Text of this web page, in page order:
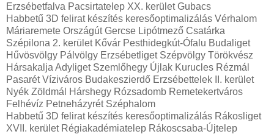
Erzsébetfalva Pacsirtatelep XX. kerület Gubacs
Habbetű 3D felirat készítés keresőoptimalizálás Vérhalom
Máriaremete Országút Gercse Lipótmező Csatárka
Szépilona 2. kerület Kővár Pesthidegkút-Ófalu Budaliget
Hűvösvölgy Pálvölgy Erzsébetliget Szépvölgy Törökvész
Hársakalja Adyliget Szemlőhegy Újlak Kurucles Rézmál
Pasarét Víziváros Budakeszierdő Erzsébettelek II. kerület
Nyék Zöldmál Hárshegy Rózsadomb Remetekertváros
Felhévíz Petneházyrét Széphalom
Habbetű 3D felirat készítés keresőoptimalizálás Rákosliget
XVII. kerület Régiakadémiatelep Rákoscsaba-Újtelep